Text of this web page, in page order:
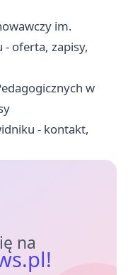
im.
- oferta, zapisy,
w
- kontakt,
na